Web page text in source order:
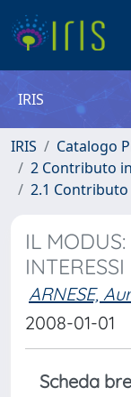
IRIS
IRIS
Catalogo
2 Contributo
2.1
IL
INTERESSI
ARNESE,
2008-01-01
Scheda